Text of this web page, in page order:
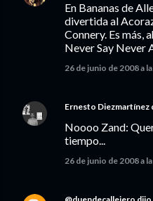
En Bananas de
divertida al
Connery. Es más,
Never Say Never
26 de junio de 2008 a
Ernesto Diezmartínez
Noooo Zand:
tiempo...
26 de junio de 2008 a